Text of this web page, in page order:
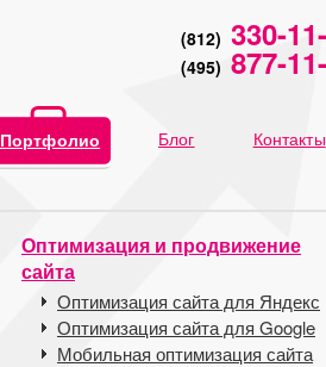
(812) 330-
(495) 877-
Портфолио Блог Контакты
Оптимизация и продвижение
сайта
Оптимизация сайта для Яндекс
Оптимизация сайта для Google
Мобильная оптимизация сайта